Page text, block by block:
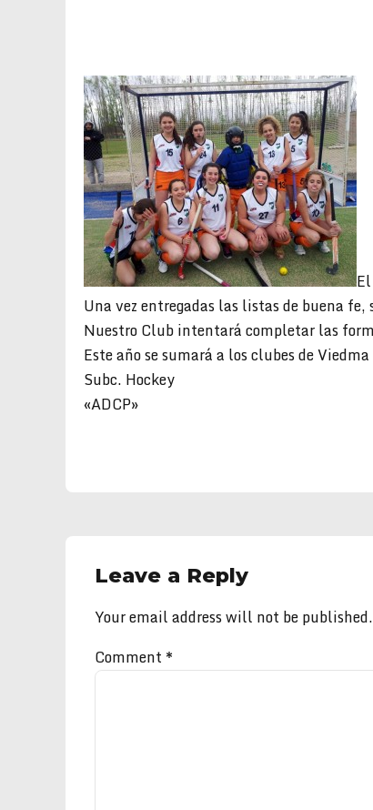
Una vez entregadas las listas de buena
Nuestro Club intentará completar las
Este año se sumará a los clubes de
Subc. Hockey
«ADCP»
Leave a Reply
Your email address will not be published.
Comment *